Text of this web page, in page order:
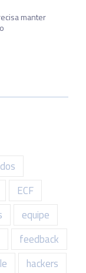
manter
ECF
equipe
feedback
hackers